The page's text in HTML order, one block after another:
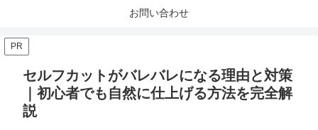
お問い合わせ
PR
セルフカットがバレバレになる理由と対策
｜初心者でも自然に仕上げる方法を完全解
説